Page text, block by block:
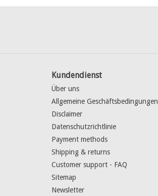
Kundendienst
Über uns
Allgemeine Geschäftsbedingungen
Disclaimer
Datenschutzrichtlinie
Payment methods
Shipping & returns
Customer support - FAQ
Sitemap
Newsletter